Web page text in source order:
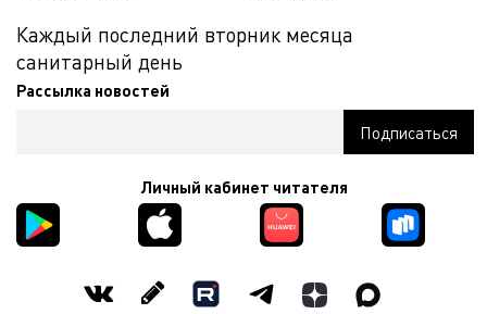
Каждый последний вторник месяца
санитарный день
Рассылка новостей
Личный кабинет читателя